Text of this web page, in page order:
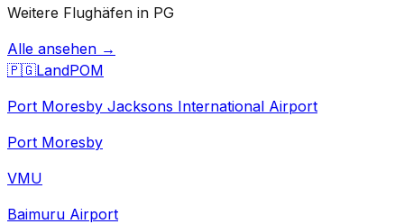
Weitere Flughäfen in PG
Alle ansehen →
🇵🇬LandPOM
Port Moresby Jacksons International Airport
Port Moresby
VMU
Baimuru Airport